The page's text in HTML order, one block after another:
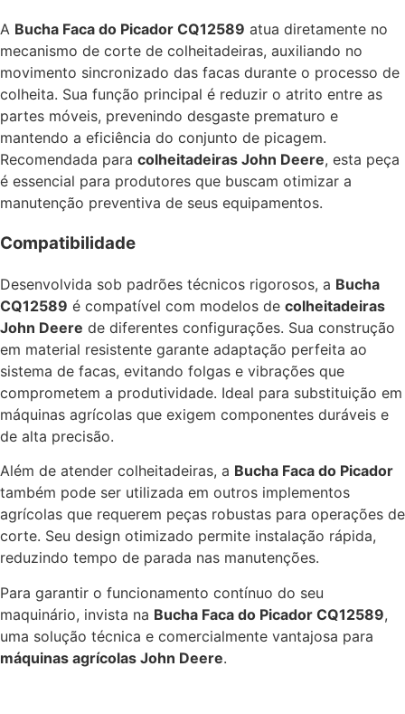
A Bucha Faca do Picador CQ12589 atua diretamente no
mecanismo de corte de colheitadeiras, auxiliando no
movimento sincronizado das facas durante o processo de
colheita. Sua função principal é reduzir o atrito entre as
partes móveis, prevenindo desgaste prematuro e
mantendo a eficiência do conjunto de picagem.
Recomendada para colheitadeiras John Deere, esta peça
é essencial para produtores que buscam otimizar a
manutenção preventiva de seus equipamentos.
Compatibilidade
Desenvolvida sob padrões técnicos rigorosos, a Bucha
CQ12589 é compatível com modelos de colheitadeiras
John Deere de diferentes configurações. Sua construção
em material resistente garante adaptação perfeita ao
sistema de facas, evitando folgas e vibrações que
comprometem a produtividade. Ideal para substituição em
máquinas agrícolas que exigem componentes duráveis e
de alta precisão.
Além de atender colheitadeiras, a Bucha Faca do Picador
também pode ser utilizada em outros implementos
agrícolas que requerem peças robustas para operações de
corte. Seu design otimizado permite instalação rápida,
reduzindo tempo de parada nas manutenções.
Para garantir o funcionamento contínuo do seu
maquinário, invista na Bucha Faca do Picador CQ12589,
uma solução técnica e comercialmente vantajosa para
máquinas agrícolas John Deere.